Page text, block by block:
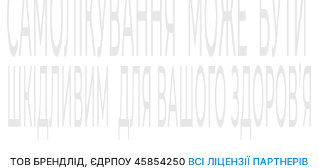
ТОВ БРЕНДЛІД, ЄДРПОУ 45854250 ВСІ ЛІЦЕНЗІЇ ПАРТНЕРІВ